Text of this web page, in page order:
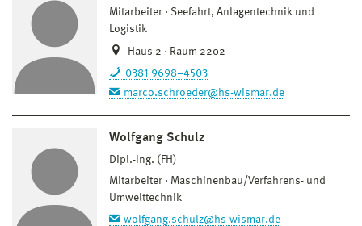
Mitarbeiter
Seefahrt, Anlagentechnik und
Logistik
Haus 2 · Raum 2202
0381 9698–4503
marco.schroeder@hs-wismar.de
Wolfgang Schulz
Dipl.-Ing. (FH)
Mitarbeiter
Maschinenbau/Verfahrens- und
Umwelttechnik
wolfgang.schulz@hs-wismar.de